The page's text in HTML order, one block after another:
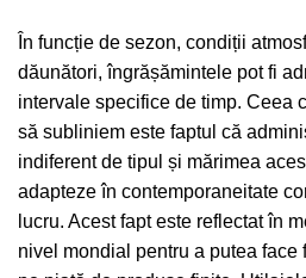
În funcție de sezon, condiții
dăunători, îngrășămintele pot fi
intervale specifice de timp. Ceea
să subliniem este faptul că
indiferent de tipul și mărimea
adapteze în contemporaneitate
lucru. Acest fapt este reflectat în
nivel mondial pentru a putea face